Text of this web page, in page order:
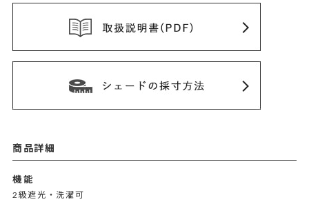
商品詳細
機能
2級遮光・洗濯可